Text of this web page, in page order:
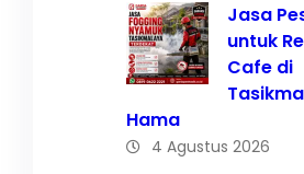
Jasa
untuk
Cafe di
Hama
4 Agustus 2026